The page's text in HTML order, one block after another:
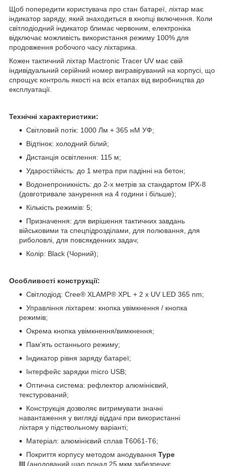
Щоб попередити користувача про стан батареї, ліхтар має
індикатор заряду, який знаходиться в кнопці включення. Коли
світлодіодний індикатор блимає червоним, електроніка
відключає можливість використання режиму 100% для
продовження робочого часу ліхтарика.
Кожен тактичний ліхтар Mactronic Tracer UV має свій
індивідуальний серійний номер вигравіруваний на корпусі, що
спрощує контроль якості на всіх етапах від виробництва до
експлуатації.
Технічні характеристики:
Світловий потік: 1000 Лм + 365 нМ УФ;
Відтінок: холодний білий;
Дистанція освітлення: 115 м;
Ударостійкість: до 1 метра при падінні на бетон;
Водонепроникність: до 2-х метрів за стандартом IPX-8
(довготривале занурення на 4 години і більше);
Кількість режимів: 5;
Призначення: для вирішення тактичних завдань
військовими та спецпідрозділами, для полювання, для
риболовлі, для повсякденних задач;
Колір: Black (Чорний);
Особливості конструкції:
Світлодіод: Cree® XLAMP® XPL + 2 x UV LED 365 nm;
Управління ліхтарем: кнопка увімкнення / кнопка
режимів;
Окрема кнопка увімкнення/вимкнення;
Пам'ять останнього режиму;
Індикатор рівня заряду батареї;
Інтерфейс зарядки micro USB;
Оптична система: рефлектор алюмінієвий,
текстурований;
Конструкція дозволяє витримувати значні
навантаження у вигляді віддачі при використанні
ліхтаря у підствольному варіанті;
Матеріал: алюмінієвий сплав T6061-T6;
Покриття корпусу методом анодування Type
III (анодований шар понад 25 мкм забезпечує